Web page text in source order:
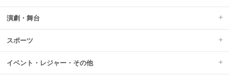
演劇・舞台
スポーツ
イベント・レジャー・その他